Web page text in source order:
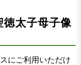
太子母子像
にご利用いただけ